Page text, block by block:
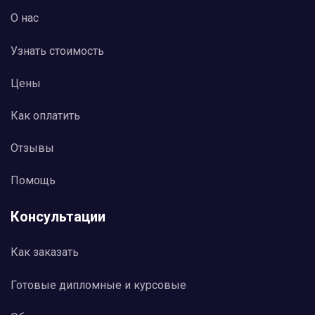
О нас
Узнать стоимость
Цены
Как оплатить
Отзывы
Помощь
Консультации
Как заказать
Готовые дипломные и курсовые